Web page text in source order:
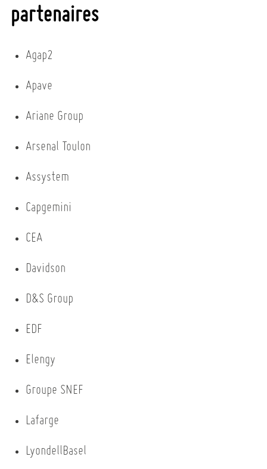
partenaires
Agap2
Apave
Ariane Group
Arsenal Toulon
Assystem
Capgemini
CEA
Davidson
D&S Group
EDF
Elengy
Groupe SNEF
Lafarge
LyondellBasel